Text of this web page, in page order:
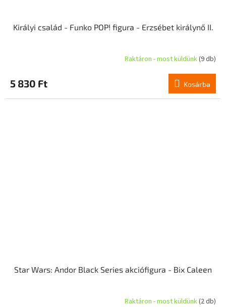
Királyi család - Funko POP! figura - Erzsébet királynő II.
Raktáron - most küldünk(9 db)
5 830 Ft Kosárba
Star Wars: Andor Black Series akciófigura - Bix Caleen
Raktáron - most küldünk(2 db)